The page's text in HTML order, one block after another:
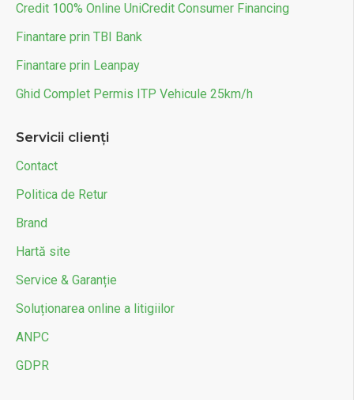
Credit 100% Online UniCredit Consumer Financing
Finantare prin TBI Bank
Finantare prin Leanpay
Ghid Complet Permis ITP Vehicule 25km/h
Servicii clienți
Contact
Politica de Retur
Brand
Hartă site
Service & Garanție
Soluționarea online a litigiilor
ANPC
GDPR